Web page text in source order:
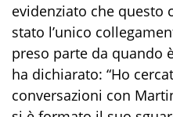
evidenziato che questo
stato l’unico
preso parte da quando
ha dichiarato: “Ho
conversazioni con